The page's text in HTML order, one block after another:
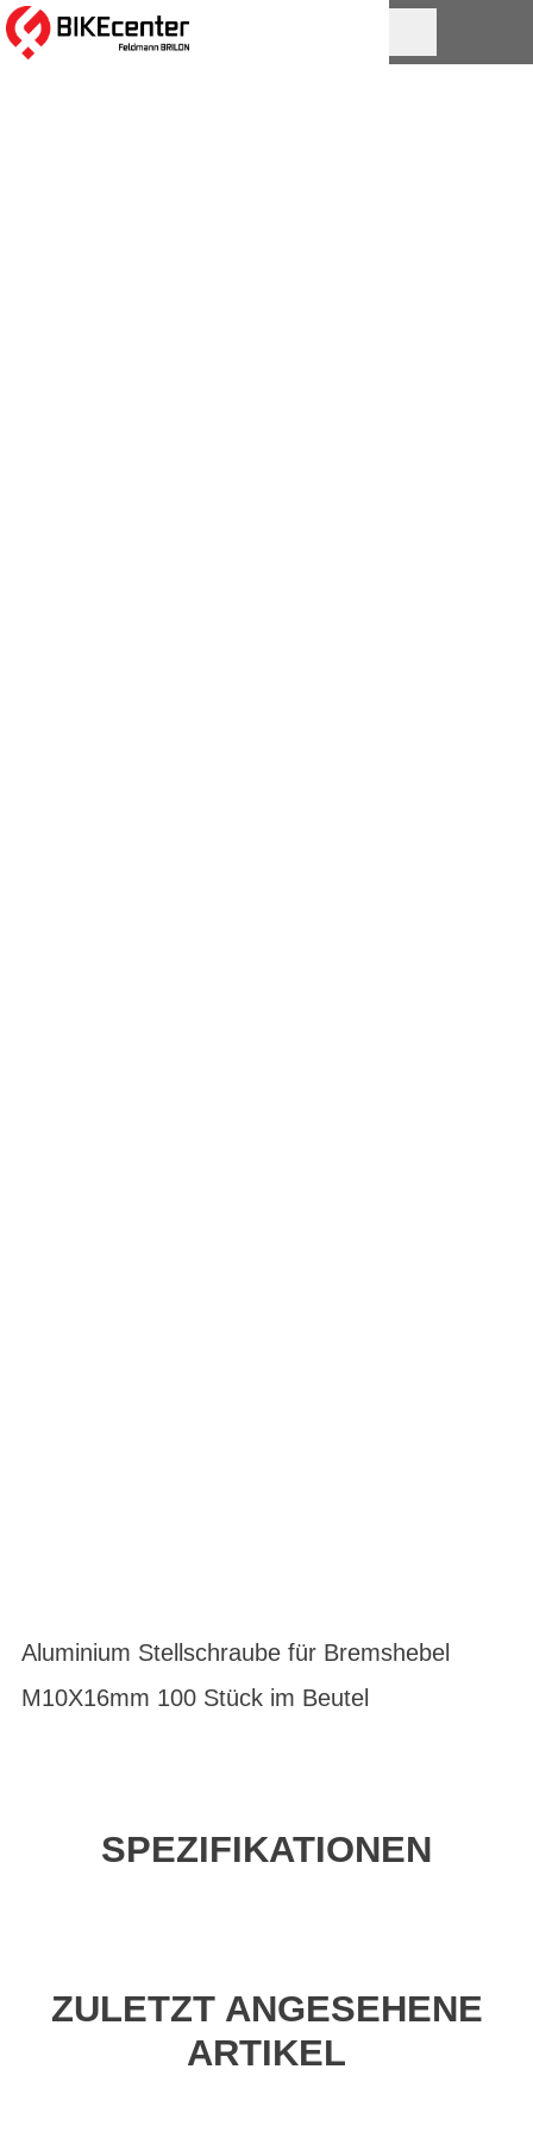
Aluminium Stellschraube für Bremshebel
M10X16mm 100 Stück im Beutel
SPEZIFIKATIONEN
ZULETZT ANGESEHENE
ARTIKEL